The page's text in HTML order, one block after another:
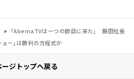
「AbemaTVは一つの節目に来た」 藤田社長
ー」は勝利の方程式か
ージトップへ戻る